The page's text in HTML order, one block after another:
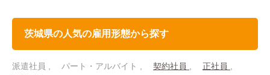
茨城県の人気の雇用形態から探す
派遣社員 パート・アルバイト 契約社員
正社員